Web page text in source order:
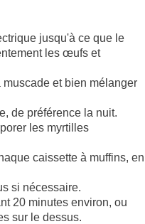
jusqu'à ce que le
les œufs et
muscade et bien mélanger
, de préférence la nuit.
les myrtilles
caissette à muffins, en
si nécessaire.
20 minutes environ, ou
sur le dessus.